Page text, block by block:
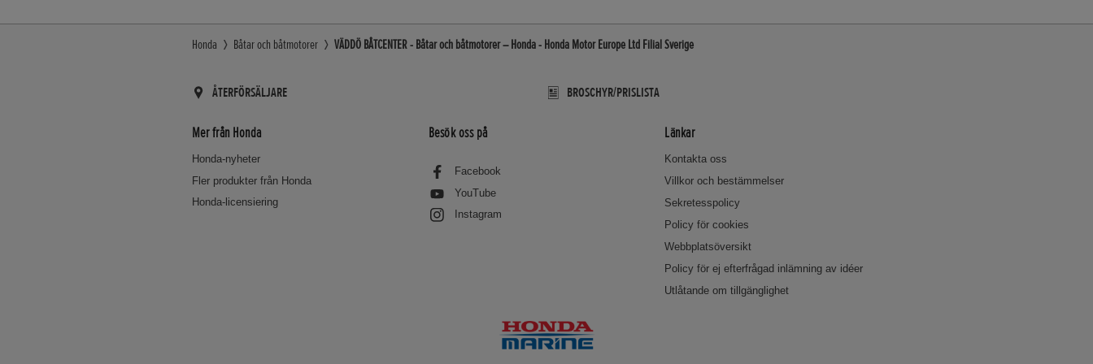
Honda Båtar och båtmotorer VÄDDÖ BÅTCENTER - Båtar och båtmotorer – Honda - Honda Motor Europe Ltd Filial Sverige
ÅTERFÖRSÄLJARE BROSCHYR/PRISLISTA
Mer från Honda
Honda-nyheter
Fler produkter från Honda
Honda-licensiering
Besök oss på
Facebook
YouTube
Instagram
Länkar
Kontakta oss
Villkor och bestämmelser
Sekretesspolicy
Policy för cookies
Webbplatsöversikt
Policy för ej efterfrågad inlämning av idéer
Utlåtande om tillgänglighet